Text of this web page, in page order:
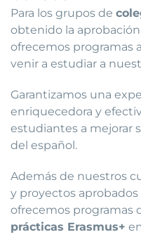
Para los grupos de
obtenido la
ofrecemos programas
venir a estudiar a
Garantizamos una
enriquecedora y
estudiantes a mejorar
del español.
Además de nuestros
y proyectos
ofrecemos programas
prácticas Erasmus+